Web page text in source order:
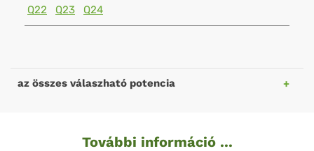
Q22
Q23 Q24
az összes válaszható potencia
További információ ...